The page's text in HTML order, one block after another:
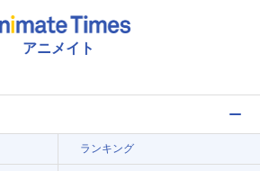
アニメイト
ランキング